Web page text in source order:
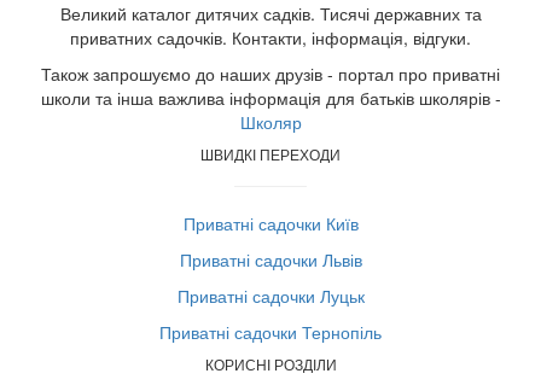
Великий каталог дитячих садків. Тисячі державних та
приватних садочків. Контакти, інформація, відгуки.
Також запрошуємо до наших друзів - портал про приватні
школи та інша важлива інформація для батьків школярів -
Школяр
ШВИДКІ ПЕРЕХОДИ
Приватні садочки Київ
Приватні садочки Львів
Приватні садочки Луцьк
Приватні садочки Тернопіль
КОРИСНІ РОЗДІЛИ